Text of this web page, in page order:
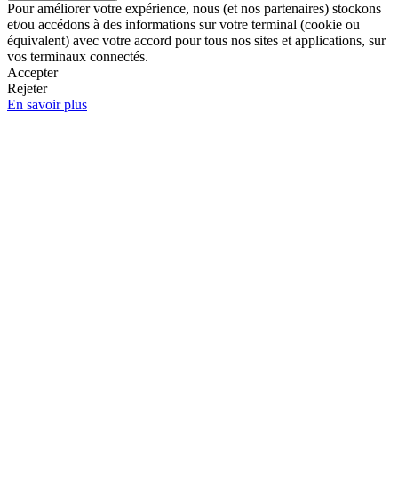
Pour améliorer votre expérience, nous (et nos partenaires) stockons
et/ou accédons à des informations sur votre terminal (cookie ou
équivalent) avec votre accord pour tous nos sites et applications, sur
vos terminaux connectés.
Accepter
Rejeter
En savoir plus